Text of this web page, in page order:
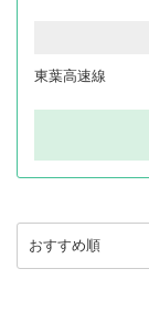
東葉高速線